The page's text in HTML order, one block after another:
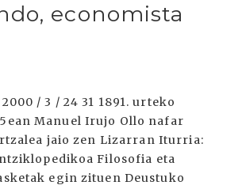
economista
/ 3 / 24 31 1891. urteko
Manuel Irujo Ollo nafar
jaio zen Lizarran Iturria:
Filosofia eta
egin zituen Deustuko